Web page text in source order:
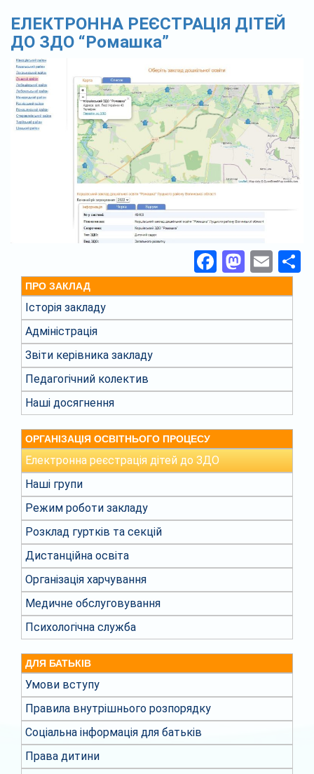
ЕЛЕКТРОННА РЕЄСТРАЦІЯ ДІТЕЙ
ДО ЗДО “Ромашка”
Facebook
ПРО ЗАКЛАД
Історія закладу
Адміністрація
Звіти керівника закладу
Педагогічний колектив
Наші досягнення
ОРГАНІЗАЦІЯ ОСВІТНЬОГО ПРОЦЕСУ
Електронна реєстрація дітей до ЗДО
Наші групи
Режим роботи закладу
Розклад гуртків та секцій
Дистанційна освіта
Організація харчування
Медичне обслуговування
Психологічна служба
ДЛЯ БАТЬКІВ
Умови вступу
Правила внутрішнього розпорядку
Соціальна інформація для батьків
Права дитини